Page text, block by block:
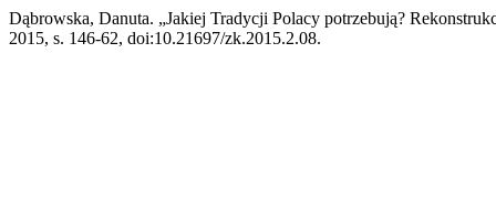
Dąbrowska, Danuta. „Jakiej Tradycji Polacy potrzebują?
2015, s. 146-62, doi:10.21697/zk.2015.2.08.